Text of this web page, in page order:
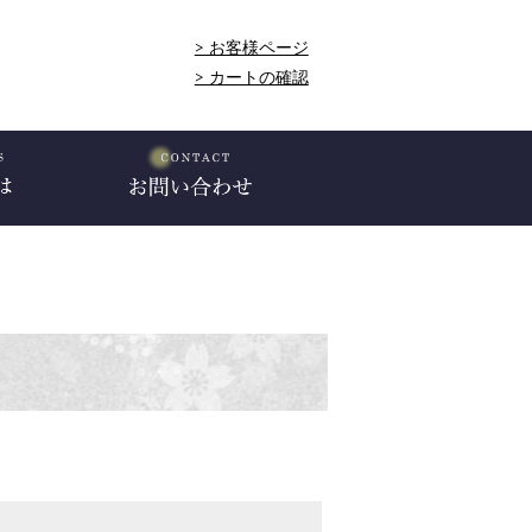
> お客様ページ
> カートの確認